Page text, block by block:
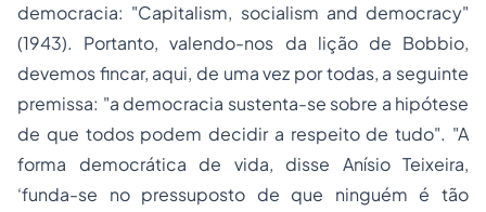
democracia: "Capitalism, socialism and democracy"
(1943). Portanto, valendo-nos da lição de Bobbio,
devemos fincar, aqui, de uma vez por todas, a seguinte
premissa: "a democracia sustenta-se sobre a hipótese
de que todos podem decidir a respeito de tudo". "A
forma democrática de vida, disse Anísio Teixeira,
‘funda-se no pressuposto de que ninguém é tão